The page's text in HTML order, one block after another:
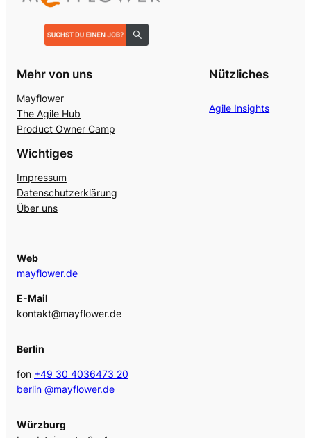
Mehr von uns
Mayflower
The Agile Hub
Product Owner Camp
Nützliches
Agile Insights
Wichtiges
Impressum
Datenschutzerklärung
Über uns
Web
mayflower.de
E-Mail
kontakt@mayflower.de
Berlin
fon +49 30 4036473 20
berlin @mayflower.de
Würzburg